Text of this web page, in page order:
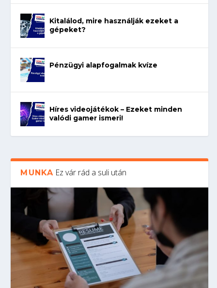
Kitalálod, mire használják ezeket a
gépeket?
Pénzügyi alapfogalmak kvíze
Híres videojátékok – Ezeket minden
valódi gamer ismeri!
MUNKA Ez vár rád a suli után